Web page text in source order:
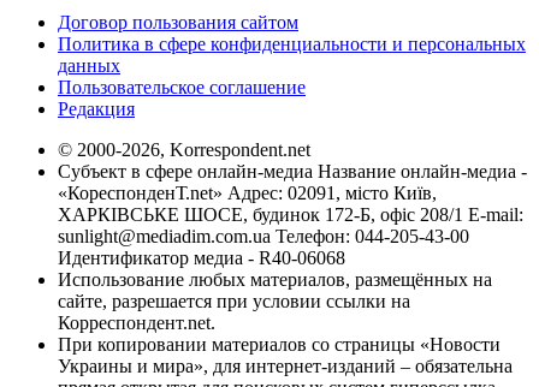
Договор пользования сайтом
Политика в сфере конфиденциальности и персональных
данных
Пользовательское соглашение
Редакция
© 2000-2026, Korrespondent.net
Субъект в сфере онлайн-медиа Название онлайн-медиа -
«КореспонденТ.net» Адрес: 02091, місто Київ,
ХАРКІВСЬКЕ ШОСЕ, будинок 172-Б, офіс 208/1 E-mail:
sunlight@mediadim.com.ua Телефон: 044-205-43-00
Идентификатор медиа - R40-06068
Использование любых материалов, размещённых на
сайте, разрешается при условии ссылки на
Корреспондент.net.
При копировании материалов со страницы «Новости
Украины и мира», для интернет-изданий – обязательна